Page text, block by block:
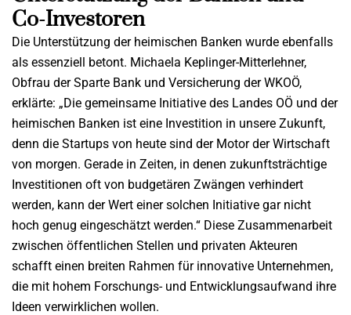
Co-Investoren
Die Unterstützung der heimischen Banken wurde ebenfalls
als essenziell betont. Michaela Keplinger-Mitterlehner,
Obfrau der Sparte Bank und Versicherung der WKOÖ,
erklärte: „Die gemeinsame Initiative des Landes OÖ und der
heimischen Banken ist eine Investition in unsere Zukunft,
denn die Startups von heute sind der Motor der Wirtschaft
von morgen. Gerade in Zeiten, in denen zukunftsträchtige
Investitionen oft von budgetären Zwängen verhindert
werden, kann der Wert einer solchen Initiative gar nicht
hoch genug eingeschätzt werden.“ Diese Zusammenarbeit
zwischen öffentlichen Stellen und privaten Akteuren
schafft einen breiten Rahmen für innovative Unternehmen,
die mit hohem Forschungs- und Entwicklungsaufwand ihre
Ideen verwirklichen wollen.